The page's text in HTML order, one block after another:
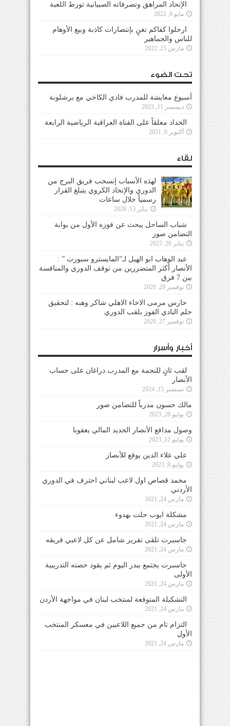
الإتحاد المراهق وتصرفاته الصبيانية تورط اللعبة
مايو 6, 2022
ارحلوا كفاكم تغنٍ بإنتصارات كاذبة وبيع الأوهام
للناس والجماهير
مارس 25, 2022
تحت الضوء
أسبوع معايشة للمدرب فادي الكاخي مع برشلونة
ديسمبر 11, 2023
الحداد معلقاً على القناة العراقية الرياضية الرابعة
أكتوبر 6, 2021
لقاء
لهذه الأسباب إنسحب فريق البرج من
الدوري والإتحاد الكروي يتبلغ القرار
رسمياً خلال ساعات
يناير 13, 2026
شباب الساحل يبحث عن فوزه الأول من بوابة
التضامن صور
يناير 26, 2025
عبد الوهاب ابو الهيل لـ”المايسترو سبورت ” :
الأنصار أكثر المتضررين من توقف الدوري والمنافسة
بين 7 فرق
نوفمبر 29, 2020
حارس مرمى الاخاء الاهلي شاكر وهبه : لتحقيق
حلم النادي الفوز بلقب الدوري
نوفمبر 27, 2020
أخبار وأسرار
لقب ثانٍ للنجمة مع المدرب دراغان على حساب
الأنصار
سبتمبر 15, 2024
مالك حسون مدرباً للتضامن صور
يوليو 28, 2023
وصول مدافع الأنصار الجديد المالي يعقوبا
يوليو 12, 2023
علي علاء الدين يوقع للأنصار
يوليو 8, 2023
محمد قصاص اول لاعب لبناني احترف في الدوري
الأردني
مارس 24, 2021
مشكلة ايوب حلت بهدوء
مارس 24, 2021
جاسبرت تلقى تقرير شامل عن كل لاعبي فريقه
مارس 24, 2021
جاسبرت يجتمع ببدر اليوم ثم يقود حصته التدريبية
الأولى
مارس 24, 2021
التشكيلة المتوقعة لمنتخب لبنان في مواجهة الأردن
مارس 24, 2021
التزام تام من جميع اللاعبين في معسكر المنتخب
الأول
مارس 24, 2021